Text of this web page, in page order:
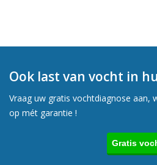
Ook last van vocht in
Vraag uw gratis vochtdiagnose aan,
op mét garantie !
Gratis